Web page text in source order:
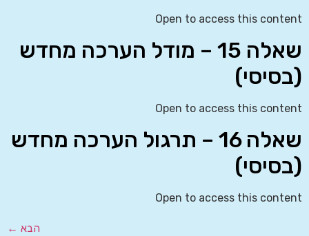
Open to access this content
שאלה 15 – מודל הערכה מחדש
(בסיסי)
Open to access this content
שאלה 16 – תרגול הערכה מחדש
(בסיסי)
Open to access this content
הבא ←